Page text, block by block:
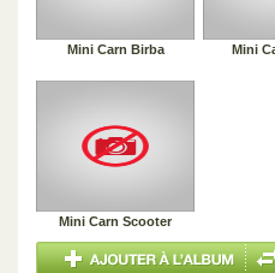
Mini Carn Birba Mini
Mini Carn Scooter